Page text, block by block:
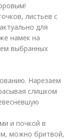
листьев с
для
намек на
выбранных
Нарезаем
слишком
и почкой в
можно бритвой,